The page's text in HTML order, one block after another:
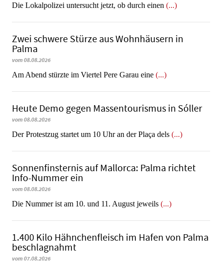
Die Lokalpolizei untersucht jetzt, ob durch einen (...)
Zwei schwere Stürze aus Wohnhäusern in
Palma
vom 08.08.2026
Am Abend stürzte im Viertel Pere Garau eine (...)
Heute Demo gegen Massentourismus in Sóller
vom 08.08.2026
Der Protestzug startet um 10 Uhr an der Plaça dels (...)
Sonnenfinsternis auf Mallorca: Palma richtet
Info-Nummer ein
vom 08.08.2026
Die Nummer ist am 10. und 11. August jeweils (...)
1.400 Kilo Hähnchenfleisch im Hafen von Palma
beschlagnahmt
vom 07.08.2026